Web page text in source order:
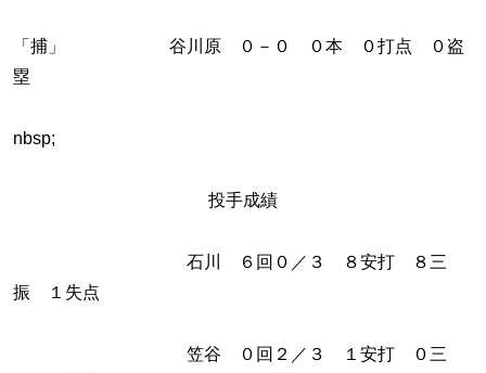
「捕」 谷川原 ０－０ ０本 ０打点 ０盗
塁
nbsp;
投手成績
石川 ６回０／３ ８安打 ８三
振 １失点
笠谷 ０回２／３ １安打 ０三